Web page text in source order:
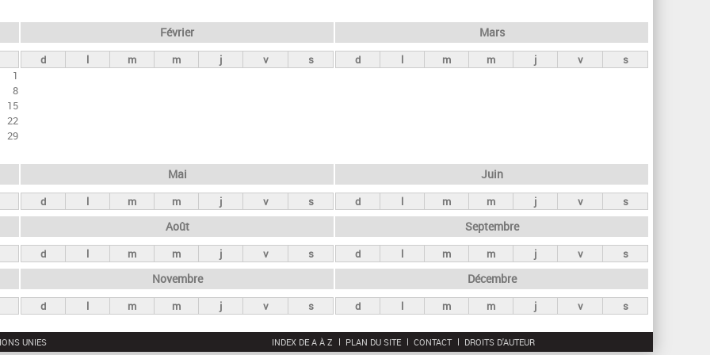
r
c
1
8
15
22
29
Février
d l m m j v s
Mars
d l m m j v s
Mai
d l m m j v s
Juin
d l m m j v s
Août
d l m m j v s
Septembre
d l m m j v s
Novembre
d l m m j v s
Décembre
d l m m j v s
UNIES INDEX DE A À Z PLAN DU SITE CONTACT DROITS D'AUTEUR